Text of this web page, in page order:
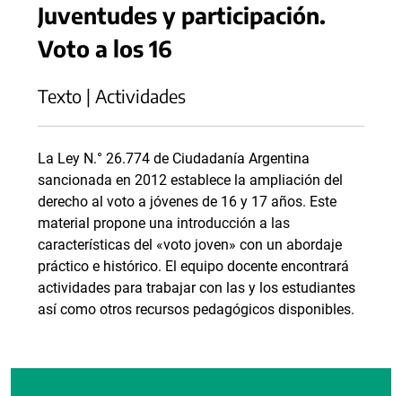
Juventudes y participación.
Voto a los 16
Texto | Actividades
La Ley N.° 26.774 de Ciudadanía Argentina
sancionada en 2012 establece la ampliación del
derecho al voto a jóvenes de 16 y 17 años. Este
material propone una introducción a las
características del «voto joven» con un abordaje
práctico e histórico. El equipo docente encontrará
actividades para trabajar con las y los estudiantes
así como otros recursos pedagógicos disponibles.